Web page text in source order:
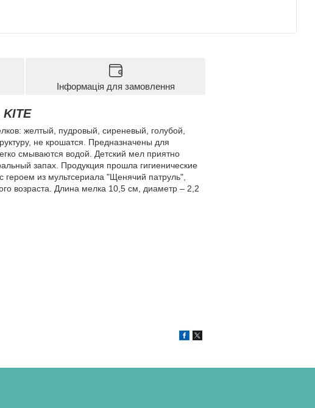
Інформація для замовлення
желтый, пудровый, сиреневый, голубой,
не крошатся. Предназначены для
смываются водой. Детский мел приятно
запах. Продукция прошла гигиенические
героем из мультсериала "Щенячий патруль",
возраста. Длина мелка 10,5 см, диаметр – 2,2